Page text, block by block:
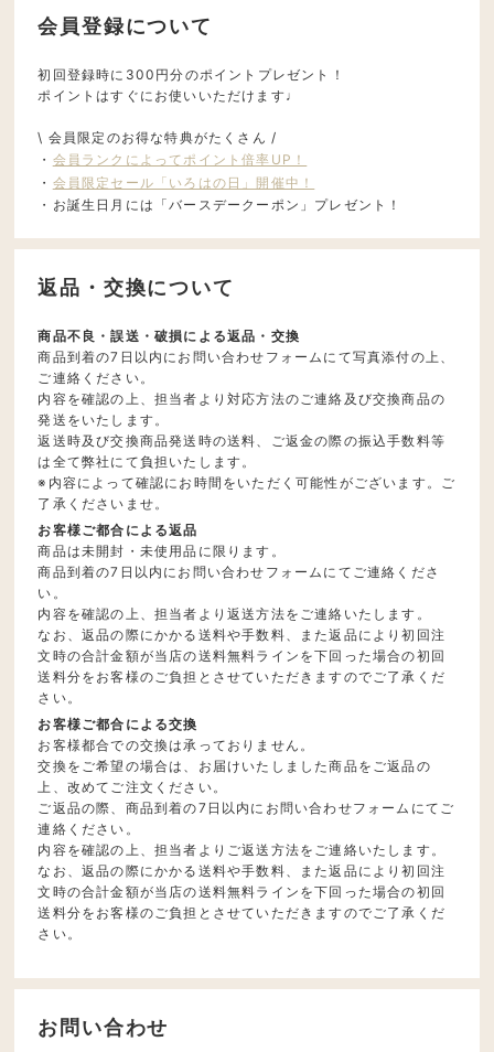
会員登録について
初回登録時に300円分のポイントプレゼント！
ポイントはすぐにお使いいただけます♩
\ 会員限定のお得な特典がたくさん /
・ 会員ランクによってポイント倍率UP！
・ 会員限定セール「いろはの日」開催中！
・お誕生日月には「バースデークーポン」プレゼント！
返品・交換について
商品不良・誤送・破損による返品・交換
商品到着の7日以内にお問い合わせフォームにて写真添付の上、
ご連絡ください。
内容を確認の上、担当者より対応方法のご連絡及び交換商品の
発送をいたします。
返送時及び交換商品発送時の送料、ご返金の際の振込手数料等
は全て弊社にて負担いたします。
※内容によって確認にお時間をいただく可能性がございます。ご
了承くださいませ。
お客様ご都合による返品
商品は未開封・未使用品に限ります。
商品到着の7日以内にお問い合わせフォームにてご連絡くださ
い。
内容を確認の上、担当者より返送方法をご連絡いたします。
なお、返品の際にかかる送料や手数料、また返品により初回注
文時の合計金額が当店の送料無料ラインを下回った場合の初回
送料分をお客様のご負担とさせていただきますのでご了承くだ
さい。
お客様ご都合による交換
お客様都合での交換は承っておりません。
交換をご希望の場合は、お届けいたしました商品をご返品の
上、改めてご注文ください。
ご返品の際、商品到着の7日以内にお問い合わせフォームにてご
連絡ください。
内容を確認の上、担当者よりご返送方法をご連絡いたします。
なお、返品の際にかかる送料や手数料、また返品により初回注
文時の合計金額が当店の送料無料ラインを下回った場合の初回
送料分をお客様のご負担とさせていただきますのでご了承くだ
さい。
お問い合わせ